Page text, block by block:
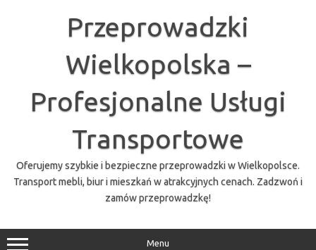
Przeprowadzki
Wielkopolska –
Profesjonalne Usługi
Transportowe
Oferujemy szybkie i bezpieczne przeprowadzki w Wielkopolsce.
Transport mebli, biur i mieszkań w atrakcyjnych cenach. Zadzwoń i
zamów przeprowadzkę!
Menu